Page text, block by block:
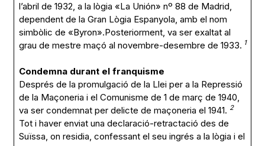
l’abril de 1932, a la lògia «La Unión» nº 88 de Madrid,
dependent de la Gran Lògia Espanyola, amb el nom
simbòlic de «Byron».Posteriorment, va ser exaltat al
grau de mestre maçó al novembre-desembre de 1933. 1
Condemna durant el franquisme
Després de la promulgació de la Llei per a la Repressió
de la Maçoneria i el Comunisme de 1 de març de 1940,
va ser condemnat per delicte de maçoneria el 1941. 2
Tot i haver enviat una declaració-retractació des de
Suïssa, on residia, confessant el seu ingrés a la lògia i el